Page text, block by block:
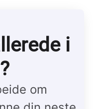
i
om